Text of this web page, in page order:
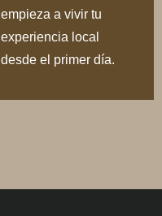
empieza a vivir tu
experiencia local
desde el primer día.